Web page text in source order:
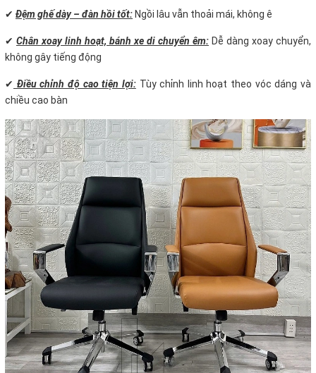
✔ Đệm ghế dày – đàn hồi tốt:Ngồi lâu vẫn thoải mái, không ê
✔ Chân xoay linh hoạt, bánh xe di chuyển êm: Dễ dàng xoay chuyển,
không gây tiếng động
✔ Điều chỉnh độ cao tiện lợi:Tùy chỉnh linh hoạt theo vóc dáng và
chiều cao bàn